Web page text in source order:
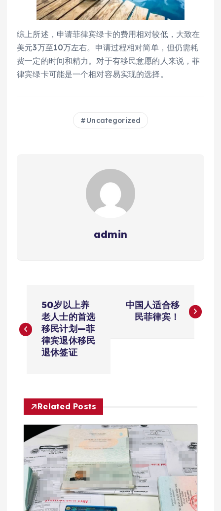
综上所述，申请菲律宾绿卡的费用相对较低，大致在
美元3万至10万左右。申请过程相对简单，但仍需耗
费一定的时间和精力。对于有移民意愿的人来说，菲
律宾绿卡可能是一个相对容易实现的选择。
Uncategorized
admin
章
导
50岁以上养
老人士的首选
移民计划—菲
律宾退休移民
退休签证
中国人适合移
民菲律宾！
Related Posts